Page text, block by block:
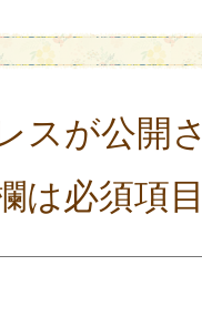
スが公開
は必須項